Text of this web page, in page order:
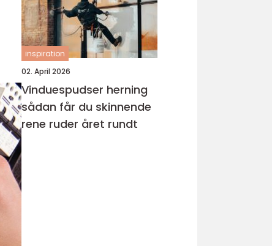
inspiration
02. April 2026
Vinduespudser herning
sådan får du skinnende
rene ruder året rundt